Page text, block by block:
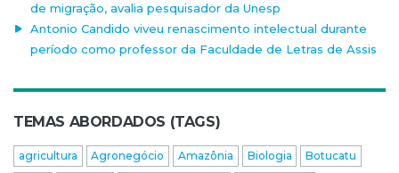
de migração, avalia pesquisador da Unesp
Antonio Candido viveu renascimento intelectual durante
período como professor da Faculdade de Letras de Assis
TEMAS ABORDADOS (TAGS)
agricultura Agronegócio Amazônia Biologia
Botucatu